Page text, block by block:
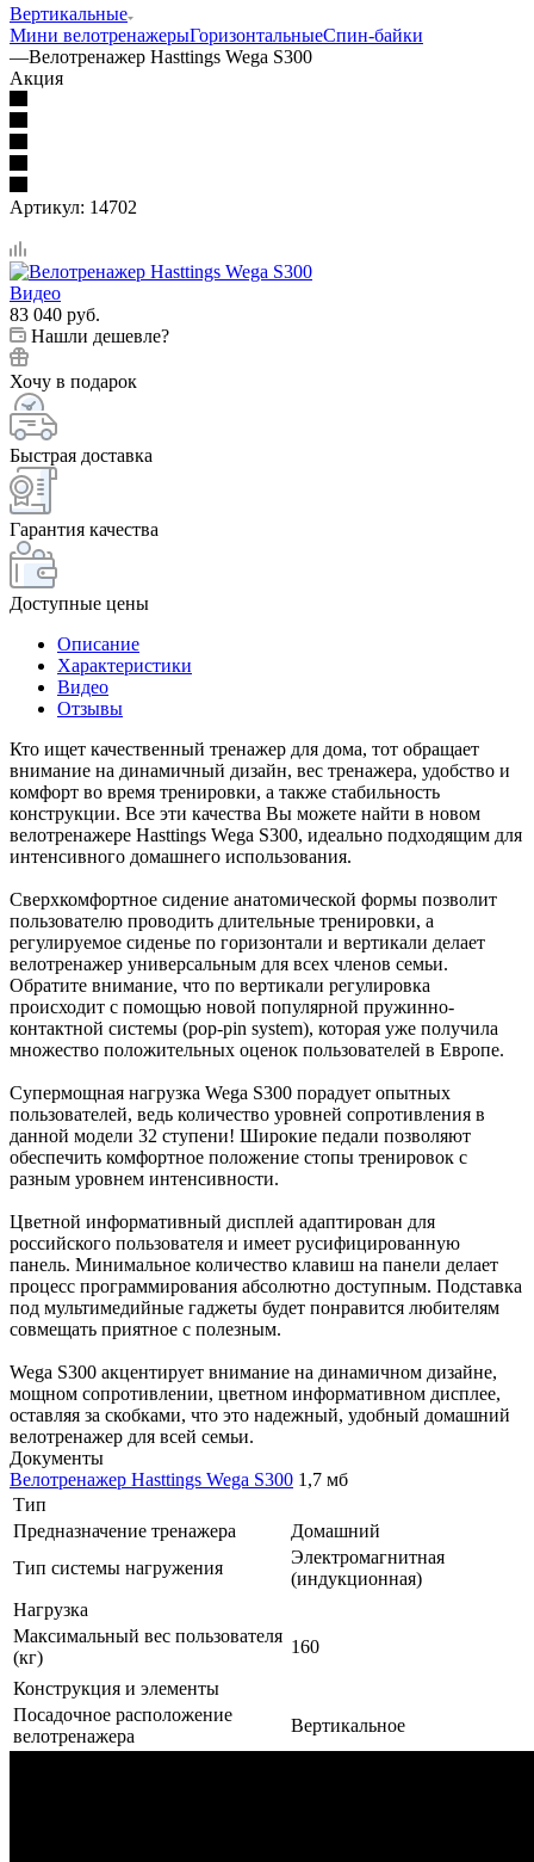
Вертикальные
Мини велотренажерыГоризонтальныеСпин-байки
—Велотренажер Hasttings Wega S300
Акция
Артикул: 14702
Видео
83 040 руб.
Нашли дешевле?
Хочу в подарок
Быстрая доставка
Гарантия качества
Доступные цены
Описание
Характеристики
Видео
Отзывы
Кто ищет качественный тренажер для дома, тот обращает
внимание на динамичный дизайн, вес тренажера, удобство и
комфорт во время тренировки, а также стабильность
конструкции. Все эти качества Вы можете найти в новом
велотренажере Hasttings Wega S300, идеально подходящим для
интенсивного домашнего использования.
Сверхкомфортное сидение анатомической формы позволит
пользователю проводить длительные тренировки, а
регулируемое сиденье по горизонтали и вертикали делает
велотренажер универсальным для всех членов семьи.
Обратите внимание, что по вертикали регулировка
происходит с помощью новой популярной пружинно-
контактной системы (pop-pin system), которая уже получила
множество положительных оценок пользователей в Европе.
Супермощная нагрузка Wega S300 порадует опытных
пользователей, ведь количество уровней сопротивления в
данной модели 32 ступени! Широкие педали позволяют
обеспечить комфортное положение стопы тренировок с
разным уровнем интенсивности.
Цветной информативный дисплей адаптирован для
российского пользователя и имеет русифицированную
панель. Минимальное количество клавиш на панели делает
процесс программирования абсолютно доступным. Подставка
под мультимедийные гаджеты будет понравится любителям
совмещать приятное с полезным.
Wega S300 акцентирует внимание на динамичном дизайне,
мощном сопротивлении, цветном информативном дисплее,
оставляя за скобками, что это надежный, удобный домашний
велотренажер для всей семьи.
Документы
Велотренажер Hasttings Wega S300 1,7 мб
Тип
Предназначение тренажера
Домашний
Тип системы нагружения
Электромагнитная
(индукционная)
Нагрузка
Максимальный вес пользователя
(кг)
160
Конструкция и элементы
Посадочное расположение
велотренажера
Вертикальное